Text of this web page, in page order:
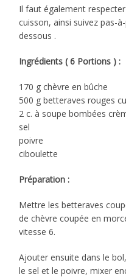
Il faut également
cuisson, ainsi suivez pas-
dessous .
Ingrédients ( 6 Portions ) :
170 g chèvre en bûche
500 g betteraves rouges
2 c. à soupe bombées
sel
poivre
ciboulette
Préparation :
Mettre les betteraves
de chèvre coupée en
vitesse 6.
Ajouter ensuite dans le
le sel et le poivre, mixer